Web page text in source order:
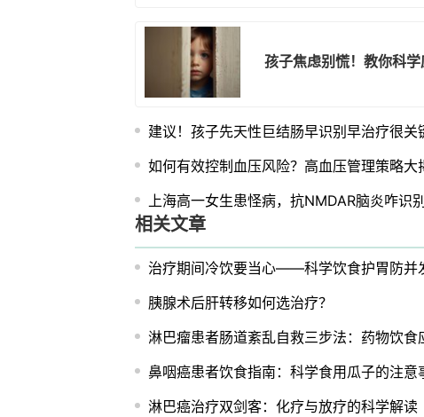
孩子焦虑别慌！教你科
建议！孩子先天性巨结肠早识别早治疗很关
如何有效控制血压风险？高血压管理策略大
上海高一女生患怪病，抗NMDAR脑炎咋识
相关文章
治疗期间冷饮要当心——科学饮食护胃防并
胰腺术后肝转移如何选治疗？
淋巴瘤患者肠道紊乱自救三步法：药物饮食
鼻咽癌患者饮食指南：科学食用瓜子的注意
淋巴癌治疗双剑客：化疗与放疗的科学解读